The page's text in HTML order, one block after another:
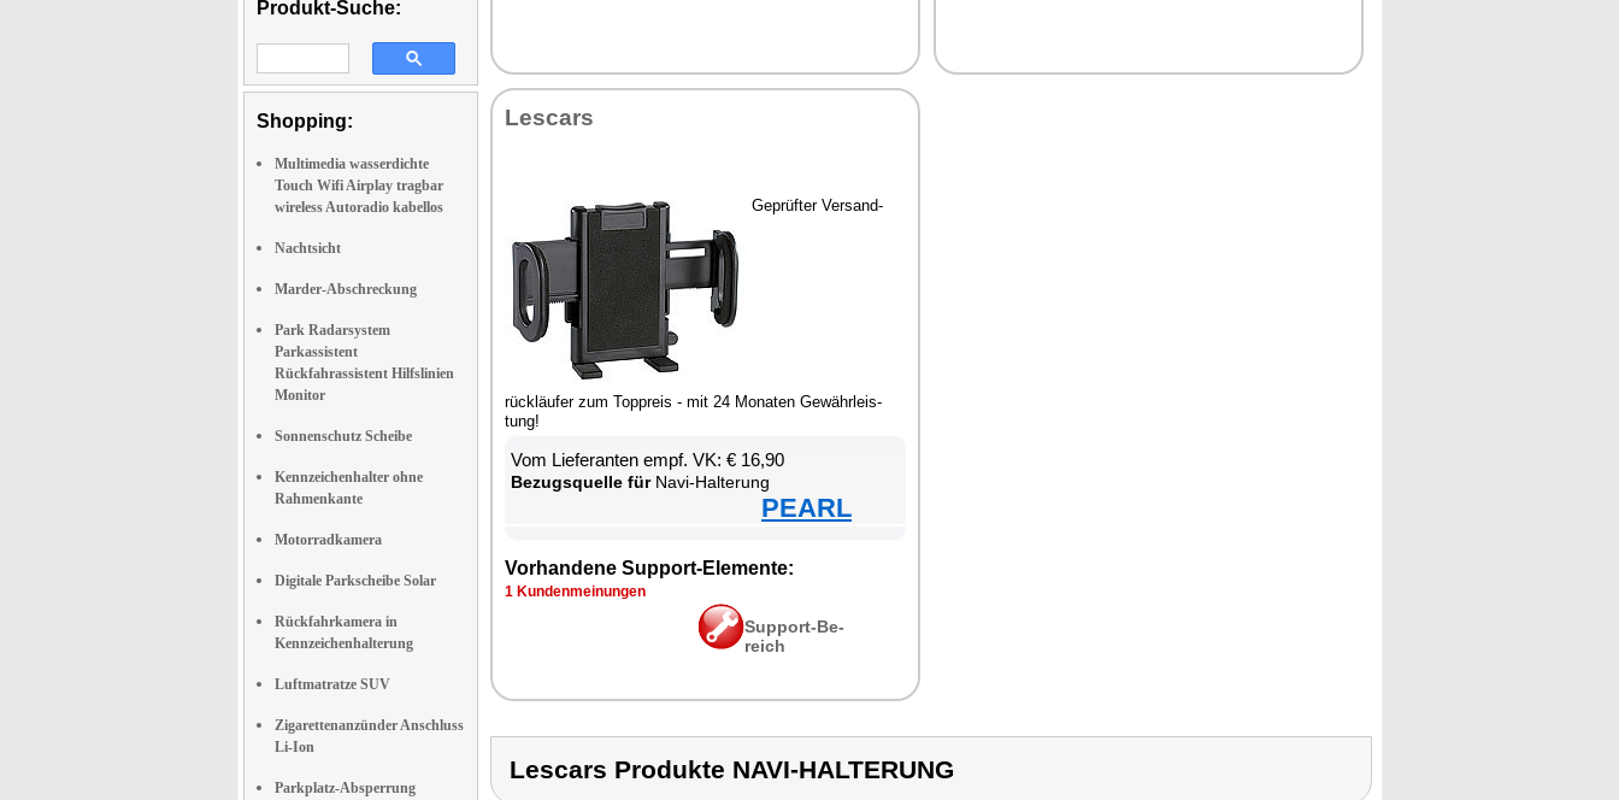
Produkt-Suche:
Shopping:
Multimedia wasserdichte
Touch Wifi Airplay tragbar
wireless Autoradio kabellos
Nachtsicht
Marder-Abschreckung
Park Radarsystem
Parkassistent
Rückfahrassistent Hilfslinien
Monitor
Sonnenschutz Scheibe
Kennzeichenhalter ohne
Rahmenkante
Motorradkamera
Digitale Parkscheibe Solar
Rückfahrkamera in
Kennzeichenhalterung
Luftmatratze SUV
Zigarettenanzünder Anschluss
Li-Ion
Parkplatz-Absperrung
Les­cars
Ge­prüf­ter Ver­sand­
rück­läu­fer zum Top­p­reis - mit 24 Mo­na­ten Ge­währ­leis­
tung!
Vom Lie­fe­ran­ten empf. VK: € 16,90
Be­zugs­quel­le fürNa­vi-Hal­te­rung
PEARL
Vor­han­de­ne Sup­port-Ele­men­te:
1 Kun­den­mei­nun­gen
Sup­port-Be­
reich
Lescars Produkte NAVI-HALTERUNG